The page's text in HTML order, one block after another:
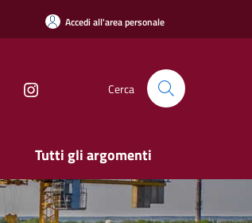
Accedi all'area personale
Cerca
Tutti gli argomenti